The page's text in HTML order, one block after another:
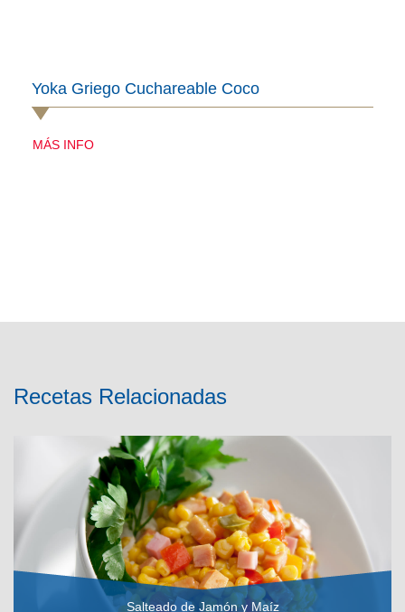
Yoka Griego Cuchareable Coco
MÁS INFO
Recetas Relacionadas
Salteado de Jamón y Maíz